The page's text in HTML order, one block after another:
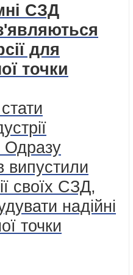
СЗД
для
точки
випустили
своїх СЗД,
надійні
точки